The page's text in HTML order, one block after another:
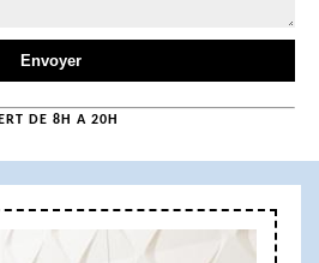
DE 8H A 20H